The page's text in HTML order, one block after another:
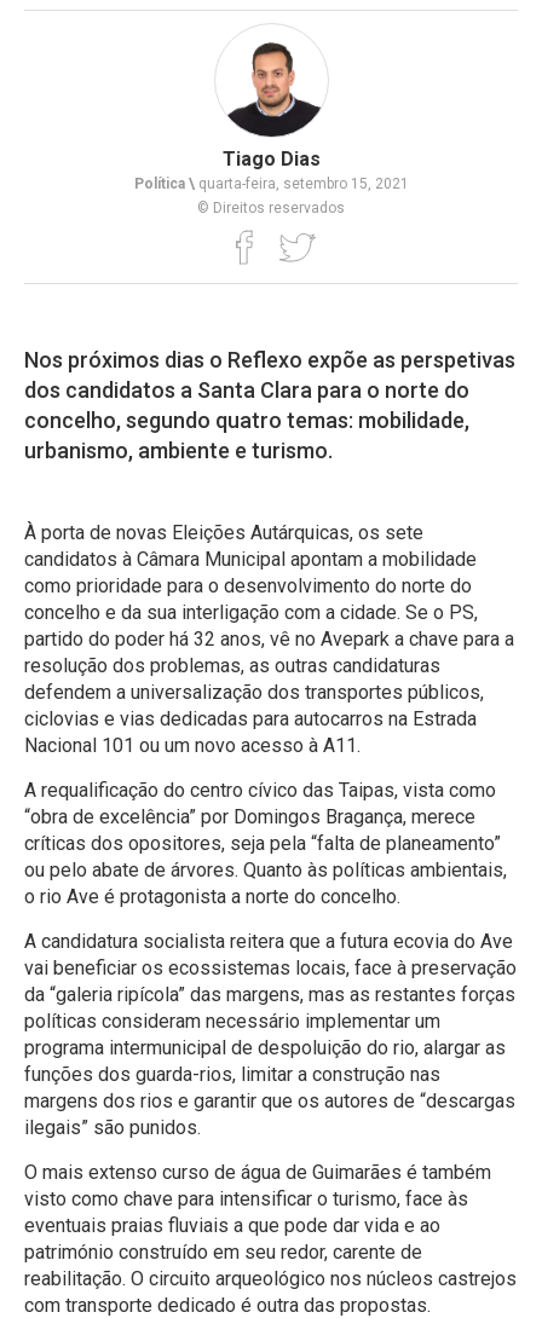
Tiago Dias
Política \quarta-feira, setembro 15, 2021
© Direitos reservados
Nos próximos dias o Reflexo expõe as perspetivas
dos candidatos a Santa Clara para o norte do
concelho, segundo quatro temas: mobilidade,
urbanismo, ambiente e turismo.
À porta de novas Eleições Autárquicas, os sete
candidatos à Câmara Municipal apontam a mobilidade
como prioridade para o desenvolvimento do norte do
concelho e da sua interligação com a cidade. Se o PS,
partido do poder há 32 anos, vê no Avepark a chave para a
resolução dos problemas, as outras candidaturas
defendem a universalização dos transportes públicos,
ciclovias e vias dedicadas para autocarros na Estrada
Nacional 101 ou um novo acesso à A11.
A requalificação do centro cívico das Taipas, vista como
“obra de excelência” por Domingos Bragança, merece
críticas dos opositores, seja pela “falta de planeamento”
ou pelo abate de árvores. Quanto às políticas ambientais,
o rio Ave é protagonista a norte do concelho.
A candidatura socialista reitera que a futura ecovia do Ave
vai beneficiar os ecossistemas locais, face à preservação
da “galeria ripícola” das margens, mas as restantes forças
políticas consideram necessário implementar um
programa intermunicipal de despoluição do rio, alargar as
funções dos guarda-rios, limitar a construção nas
margens dos rios e garantir que os autores de “descargas
ilegais” são punidos.
O mais extenso curso de água de Guimarães é também
visto como chave para intensificar o turismo, face às
eventuais praias fluviais a que pode dar vida e ao
património construído em seu redor, carente de
reabilitação. O circuito arqueológico nos núcleos castrejos
com transporte dedicado é outra das propostas.